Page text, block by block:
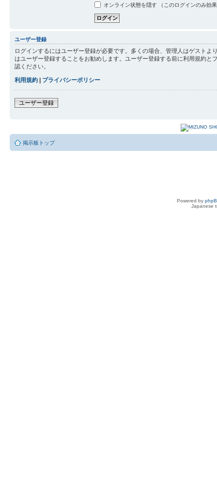
オンライン状態を隠す （このログインのみ効
ユーザー登録
ログインするにはユーザー登録が必要です。多くの場合、管理人はゲスト
はユーザー登録することをお勧めします。ユーザー登録する前に利用規約
認ください。
利用規約 | プライバシーポリシー
ユーザー登録
掲示板トップ
Powered by
Japanese